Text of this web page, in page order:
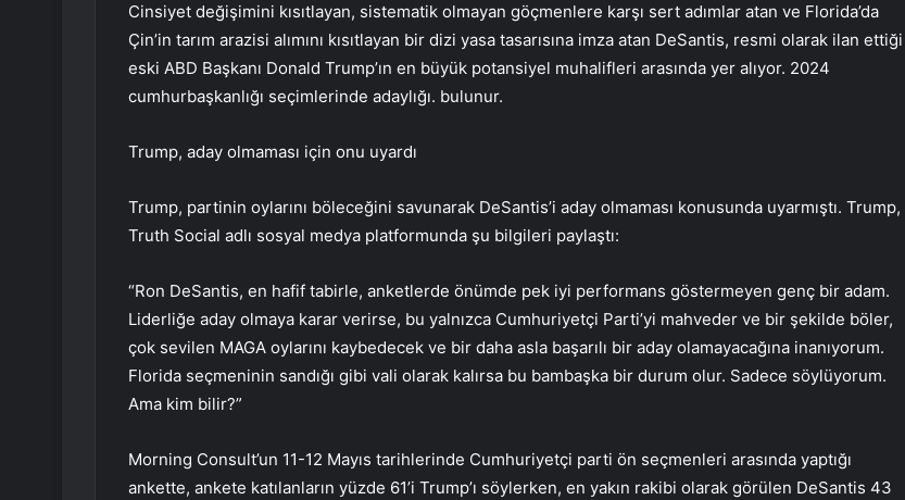
Cinsiyet değişimini kısıtlayan, sistematik olmayan göçmenlere karşı sert adımlar atan ve Florida’da
Çin’in tarım arazisi alımını kısıtlayan bir dizi yasa tasarısına imza atan DeSantis, resmi olarak ilan ettiği
eski ABD Başkanı Donald Trump’ın en büyük potansiyel muhalifleri arasında yer alıyor. 2024
cumhurbaşkanlığı seçimlerinde adaylığı. bulunur.
Trump, aday olmaması için onu uyardı
Trump, partinin oylarını böleceğini savunarak DeSantis’i aday olmaması konusunda uyarmıştı. Trump,
Truth Social adlı sosyal medya platformunda şu bilgileri paylaştı:
“Ron DeSantis, en hafif tabirle, anketlerde önümde pek iyi performans göstermeyen genç bir adam.
Liderliğe aday olmaya karar verirse, bu yalnızca Cumhuriyetçi Parti’yi mahveder ve bir şekilde böler,
çok sevilen MAGA oylarını kaybedecek ve bir daha asla başarılı bir aday olamayacağına inanıyorum.
Florida seçmeninin sandığı gibi vali olarak kalırsa bu bambaşka bir durum olur. Sadece söylüyorum.
Ama kim bilir?”
Morning Consult’un 11-12 Mayıs tarihlerinde Cumhuriyetçi parti ön seçmenleri arasında yaptığı
ankette, ankete katılanların yüzde 61’i Trump’ı söylerken, en yakın rakibi olarak görülen DeSantis 43